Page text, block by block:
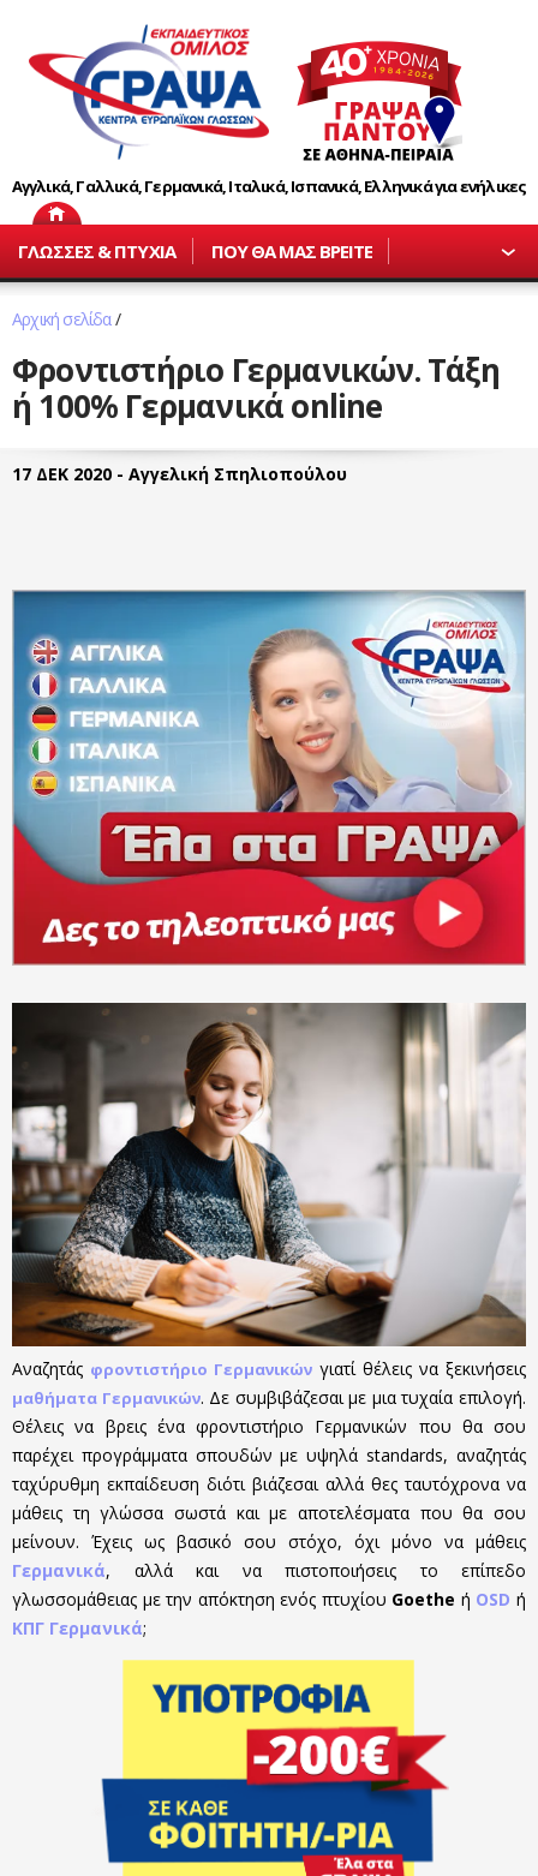
Αγγλικά, Γαλλικά, Γερμανικά, Ιταλικά, Ισπανικά, Ελληνικά για ενήλικες
ΓΛΩΣΣΕΣ & ΠΤΥΧΙΑ ΠΟΥ ΘΑ ΜΑΣ ΒΡΕΙΤΕ
Αρχική σελίδα/
Φροντιστήριο Γερμανικών. Τάξη
ή 100% Γερμανικά online
17 ΔΕΚ 2020 - Αγγελική Σπηλιοπούλου
Αναζητάς φροντιστήριο Γερμανικών γιατί θέλεις να ξεκινήσεις
μαθήματα Γερμανικών. Δε συμβιβάζεσαι με μια τυχαία επιλογή.
Θέλεις να βρεις ένα φροντιστήριο Γερμανικών που θα σου
παρέχει προγράμματα σπουδών με υψηλά standards, αναζητάς
ταχύρυθμη εκπαίδευση διότι βιάζεσαι αλλά θες ταυτόχρονα να
μάθεις τη γλώσσα σωστά και με αποτελέσματα που θα σου
μείνουν. Έχεις ως βασικό σου στόχο, όχι μόνο να μάθεις
Γερμανικά, αλλά και να πιστοποιήσεις το επίπεδο
γλωσσομάθειας με την απόκτηση ενός πτυχίου Goethe ή OSD ή
ΚΠΓ Γερμανικά;